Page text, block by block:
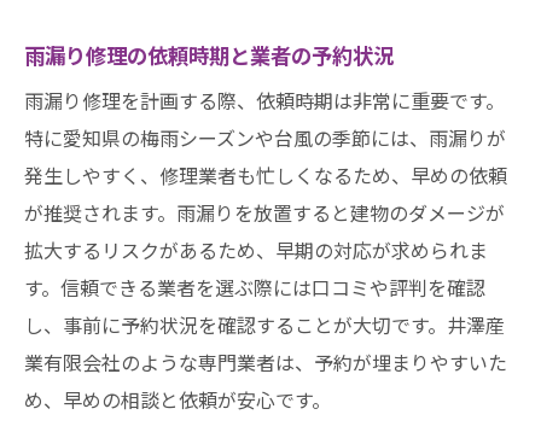
雨漏り修理の依頼時期と業者の予約状況
雨漏り修理を計画する際、依頼時期は非常に重要です。
特に愛知県の梅雨シーズンや台風の季節には、雨漏りが
発生しやすく、修理業者も忙しくなるため、早めの依頼
が推奨されます。雨漏りを放置すると建物のダメージが
拡大するリスクがあるため、早期の対応が求められま
す。信頼できる業者を選ぶ際には口コミや評判を確認
し、事前に予約状況を確認することが大切です。井澤産
業有限会社のような専門業者は、予約が埋まりやすいた
め、早めの相談と依頼が安心です。